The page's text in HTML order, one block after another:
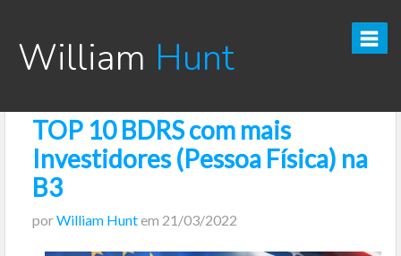
William Hunt
CURSO TESOURO DIRETO PRO
CURSO SEGREDOS DOS INVESTIMENTOS PARA INICIANTES
VÍDEOS
TOP 10 BDRS com mais
Investidores (Pessoa Física) na
B3
porWilliam Huntem 21/03/2022